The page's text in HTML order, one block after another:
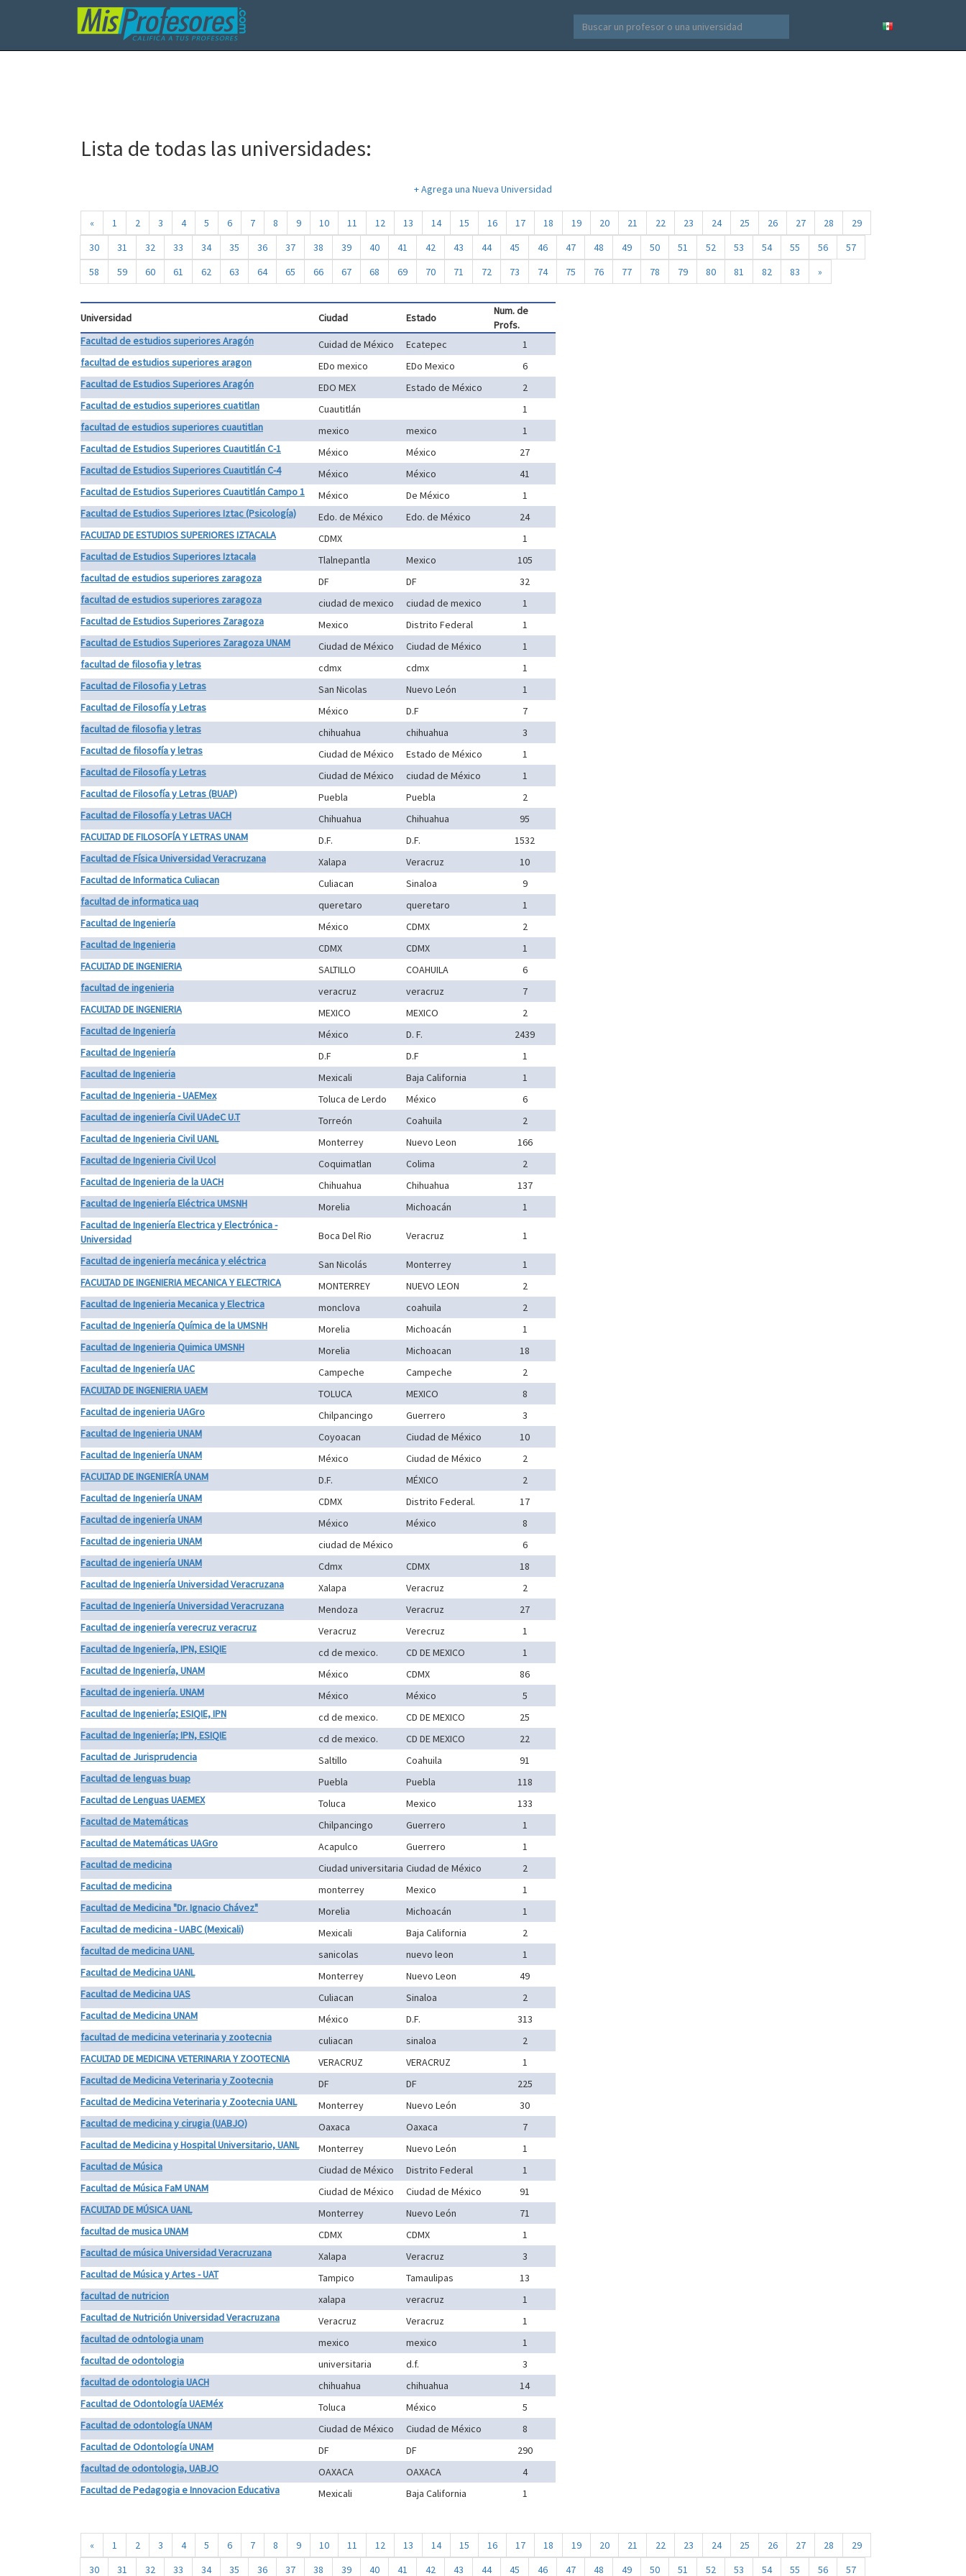
Lista de todas las universidades:
+ Agrega una Nueva Universidad
« 1 2 3 4 5 6 7 8 9 10 11 12 13 14 15 16 17 18 19 20 21 22 23 24 25 26 27 28
29
30
31 32 33 34 35 36 37 38 39 40 41 42 43 44 45 46 47 48 49 50 51 52 53 54 55 56
57
58
59 60 61 62 63 64 65 66 67 68 69 70 71 72 73 74 75 76 77 78 79 80 81 82 83 »
Universidad Ciudad Estado
Num. de
Profs.
Facultad de estudios superiores Aragón
Cuidad de México Ecatepec
1
facultad de estudios superiores aragon
EDo mexico EDo Mexico
6
Facultad de Estudios Superiores Aragón
EDO MEX Estado de México
2
Facultad de estudios superiores cuatitlan
Cuautitlán
1
facultad de estudios superiores cuautitlan
mexico mexico
1
Facultad de Estudios Superiores Cuautitlán C-1
México México
27
Facultad de Estudios Superiores Cuautitlán C-4
México México
41
Facultad de Estudios Superiores Cuautitlán Campo 1
México De México
1
Facultad de Estudios Superiores Iztac (Psicología)
Edo. de México Edo. de México
24
FACULTAD DE ESTUDIOS SUPERIORES IZTACALA
CDMX
1
Facultad de Estudios Superiores Iztacala
Tlalnepantla Mexico
105
facultad de estudios superiores zaragoza
DF DF
32
facultad de estudios superiores zaragoza
ciudad de mexico ciudad de mexico
1
Facultad de Estudios Superiores Zaragoza
Mexico Distrito Federal
1
Facultad de Estudios Superiores Zaragoza UNAM
Ciudad de México Ciudad de México
1
facultad de filosofia y letras
cdmx cdmx
1
Facultad de Filosofia y Letras
San Nicolas Nuevo León
1
Facultad de Filosofía y Letras
México D.F
7
facultad de filosofia y letras
chihuahua chihuahua
3
Facultad de filosofía y letras
Ciudad de México Estado de México
1
Facultad de Filosofía y Letras
Ciudad de México ciudad de México
1
Facultad de Filosofía y Letras (BUAP)
Puebla Puebla
2
Facultad de Filosofía y Letras UACH
Chihuahua Chihuahua
95
FACULTAD DE FILOSOFÍA Y LETRAS UNAM
D.F. D.F.
1532
Facultad de Física Universidad Veracruzana
Xalapa Veracruz
10
Facultad de Informatica Culiacan
Culiacan Sinaloa
9
facultad de informatica uaq
queretaro queretaro
1
Facultad de Ingeniería
México CDMX
2
Facultad de Ingenieria
CDMX CDMX
1
FACULTAD DE INGENIERIA
SALTILLO COAHUILA
6
facultad de ingenieria
veracruz veracruz
7
FACULTAD DE INGENIERIA
MEXICO MEXICO
2
Facultad de Ingeniería
México D. F.
2439
Facultad de Ingeniería
D.F D.F
1
Facultad de Ingenieria
Mexicali Baja California
1
Facultad de Ingenieria - UAEMex
Toluca de Lerdo México
6
Facultad de ingeniería Civil UAdeC U.T
Torreón Coahuila
2
Facultad de Ingenieria Civil UANL
Monterrey Nuevo Leon
166
Facultad de Ingenieria Civil Ucol
Coquimatlan Colima
2
Facultad de Ingenieria de la UACH
Chihuahua Chihuahua
137
Facultad de Ingeniería Eléctrica UMSNH
Morelia Michoacán
1
Facultad de Ingeniería Electrica y Electrónica -
Universidad
Boca Del Rio Veracruz
1
Facultad de ingeniería mecánica y eléctrica
San Nicolás Monterrey
1
FACULTAD DE INGENIERIA MECANICA Y ELECTRICA
MONTERREY NUEVO LEON
2
Facultad de Ingenieria Mecanica y Electrica
monclova coahuila
2
Facultad de Ingeniería Química de la UMSNH
Morelia Michoacán
1
Facultad de Ingenieria Quimica UMSNH
Morelia Michoacan
18
Facultad de Ingeniería UAC
Campeche Campeche
2
FACULTAD DE INGENIERIA UAEM
TOLUCA MEXICO
8
Facultad de ingenieria UAGro
Chilpancingo Guerrero
3
Facultad de Ingenieria UNAM
Coyoacan Ciudad de México
10
Facultad de Ingeniería UNAM
México Ciudad de México
2
FACULTAD DE INGENIERÍA UNAM
D.F. MÉXICO
2
Facultad de Ingeniería UNAM
CDMX Distrito Federal.
17
Facultad de ingeniería UNAM
México México
8
Facultad de ingenieria UNAM
ciudad de México
6
Facultad de ingeniería UNAM
Cdmx CDMX
18
Facultad de Ingeniería Universidad Veracruzana
Xalapa Veracruz
2
Facultad de Ingeniería Universidad Veracruzana
Mendoza Veracruz
27
Facultad de ingeniería verecruz veracruz
Veracruz Verecruz
1
Facultad de Ingeniería, IPN, ESIQIE
cd de mexico. CD DE MEXICO
1
Facultad de Ingeniería, UNAM
México CDMX
86
Facultad de ingeniería. UNAM
México México
5
Facultad de Ingeniería; ESIQIE, IPN
cd de mexico. CD DE MEXICO
25
Facultad de Ingeniería; IPN, ESIQIE
cd de mexico. CD DE MEXICO
22
Facultad de Jurisprudencia
Saltillo Coahuila
91
Facultad de lenguas buap
Puebla Puebla
118
Facultad de Lenguas UAEMEX
Toluca Mexico
133
Facultad de Matemáticas
Chilpancingo Guerrero
1
Facultad de Matemáticas UAGro
Acapulco Guerrero
1
Facultad de medicina
Ciudad universitaria Ciudad de México
2
Facultad de medicina
monterrey Mexico
1
Facultad de Medicina "Dr. Ignacio Chávez"
Morelia Michoacán
1
Facultad de medicina - UABC (Mexicali)
Mexicali Baja California
2
facultad de medicina UANL
sanicolas nuevo leon
1
Facultad de Medicina UANL
Monterrey Nuevo Leon
49
Facultad de Medicina UAS
Culiacan Sinaloa
2
Facultad de Medicina UNAM
México D.F.
313
facultad de medicina veterinaria y zootecnia
culiacan sinaloa
2
FACULTAD DE MEDICINA VETERINARIA Y ZOOTECNIA
VERACRUZ VERACRUZ
1
Facultad de Medicina Veterinaria y Zootecnia
DF DF
225
Facultad de Medicina Veterinaria y Zootecnia UANL
Monterrey Nuevo León
30
Facultad de medicina y cirugia (UABJO)
Oaxaca Oaxaca
7
Facultad de Medicina y Hospital Universitario, UANL
Monterrey Nuevo León
1
Facultad de Música
Ciudad de México Distrito Federal
1
Facultad de Música FaM UNAM
Ciudad de México Ciudad de México
91
FACULTAD DE MÚSICA UANL
Monterrey Nuevo León
71
facultad de musica UNAM
CDMX CDMX
1
Facultad de música Universidad Veracruzana
Xalapa Veracruz
3
Facultad de Música y Artes - UAT
Tampico Tamaulipas
13
facultad de nutricion
xalapa veracruz
1
Facultad de Nutrición Universidad Veracruzana
Veracruz Veracruz
1
facultad de odntologia unam
mexico mexico
1
facultad de odontologia
universitaria d.f.
3
facultad de odontologia UACH
chihuahua chihuahua
14
Facultad de Odontología UAEMéx
Toluca México
5
Facultad de odontología UNAM
Ciudad de México Ciudad de México
8
Facultad de Odontología UNAM
DF DF
290
facultad de odontologia, UABJO
OAXACA OAXACA
4
Facultad de Pedagogia e Innovacion Educativa
Mexicali Baja California 1
« 1 2 3 4 5 6 7 8 9 10 11 12 13 14 15 16 17 18 19 20 21 22 23 24 25 26 27 28
29
30
31 32 33 34 35 36 37 38 39 40 41 42 43 44 45 46 47 48 49 50 51 52 53 54 55 56 57